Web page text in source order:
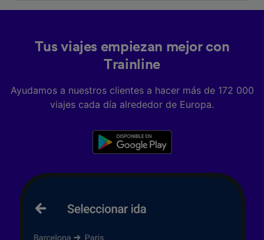
Tus viajes empiezan mejor con
Trainline
Ayudamos a nuestros clientes a hacer más de 172 000
viajes cada día alrededor de Europa.
audiencia y desarrollo de servicios.
Lista de asociados (proveedores)